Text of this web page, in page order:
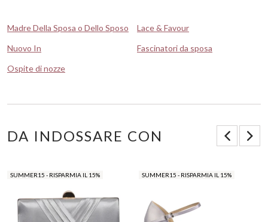
Madre Della Sposa o Dello Sposo
Lace & Favour
Nuovo In
Fascinatori da sposa
Ospite di nozze
DA INDOSSARE CON
SUMMER15 - RISPARMIA IL 15% SUMMER15 - RISPARMIA IL 15%